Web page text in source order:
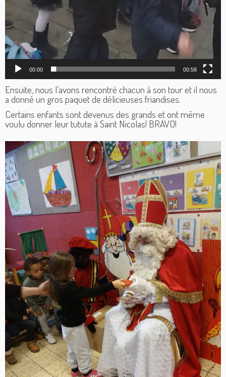
00:00 00:58
Ensuite, nous l’avons rencontré chacun à son tour et il nous
a donné un gros paquet de délicieuses friandises.
Certains enfants sont devenus des grands et ont même
voulu donner leur tutute à Saint Nicolas! BRAVO!